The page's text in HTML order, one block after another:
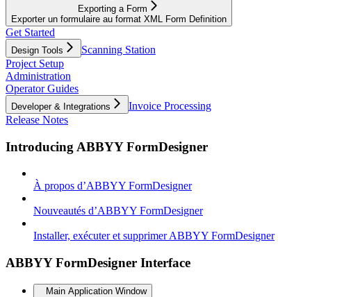
Exporting a Form
Exporter un formulaire au format XML Form Definition
Get Started
Design Tools
Scanning Station
Project Setup
Administration
Operator Guides
Developer & Integrations
Invoice Processing
Release Notes
Introducing ABBYY FormDesigner
À propos d’ABBYY FormDesigner
Nouveautés d’ABBYY FormDesigner
Installer, exécuter et supprimer ABBYY FormDesigner
ABBYY FormDesigner Interface
Main Application Window